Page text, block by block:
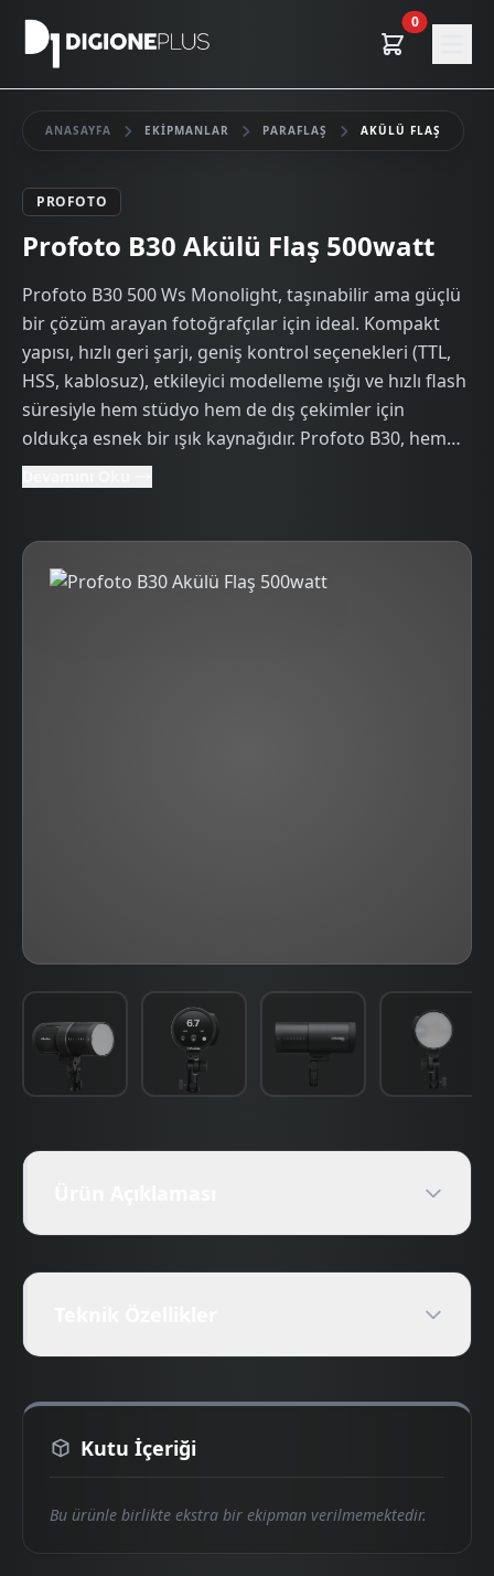
0
ANASAYFA EKIPMANLAR PARAFLAŞ AKÜLÜ FLAŞ
PROFOTO
Kiralık
Profoto B30 Akülü Flaş 500watt
Profoto B30 500 Ws Monolight, taşınabilir ama güçlü
bir çözüm arayan fotoğrafçılar için ideal. Kompakt
yapısı, hızlı geri şarjı, geniş kontrol seçenekleri (TTL,
HSS, kablosuz), etkileyici modelleme ışığı ve hızlı flash
süresiyle hem stüdyo hem de dış çekimler için
oldukça esnek bir ışık kaynağıdır. Profoto B30, hem
stüdyo hem de dış çekimlerde yüksek performans,
taşınabilirlik ve esneklik sunan profesyonel bir akülü
modelleme ışığı, kullanıcı dostu kontroller ve sağlam
yapısıyla çekimlerinizi kolaylaştırır. Özellikle TTL, HSS
Kutu İçeriği
Bu ürünle birlikte ekstra bir ekipman verilmemektedir.